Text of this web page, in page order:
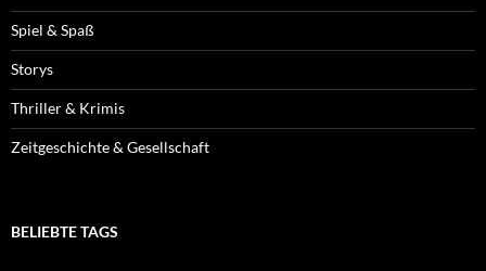
Spiel & Spaß
Storys
Thriller & Krimis
Zeitgeschichte & Gesellschaft
BELIEBTE TAGS